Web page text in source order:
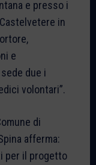
e presso i
in
e
due i
volontari”.
di
afferma:
per il progetto